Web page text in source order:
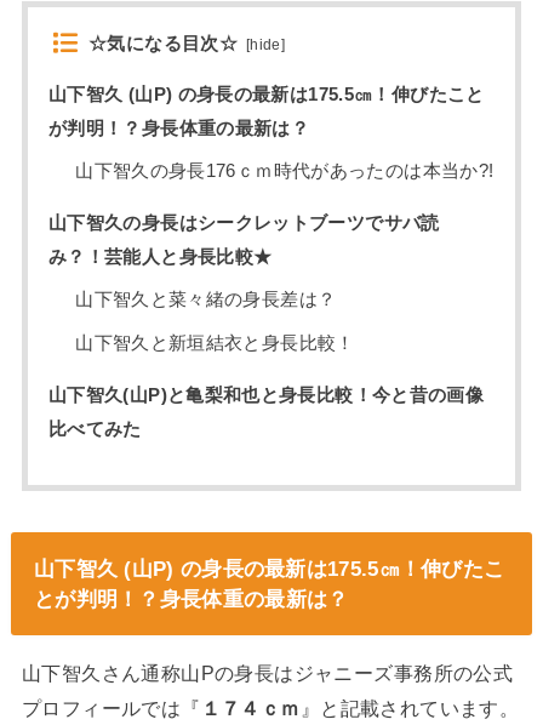
☆気になる目次☆ [hide]
山下智久 (山P) の身長の最新は175.5㎝！伸びたこと
が判明！？身長体重の最新は？
山下智久の身長176ｃｍ時代があったのは本当か?!
山下智久の身長はシークレットブーツでサバ読
み？！芸能人と身長比較★
山下智久と菜々緒の身長差は？
山下智久と新垣結衣と身長比較！
山下智久(山P)と亀梨和也と身長比較！今と昔の画像
比べてみた
山下智久 (山P) の身長の最新は175.5㎝！伸びたこ
とが判明！？身長体重の最新は？
山下智久さん通称山Pの身長はジャニーズ事務所の公式
プロフィールでは『 １７４ｃｍ 』と記載されています。